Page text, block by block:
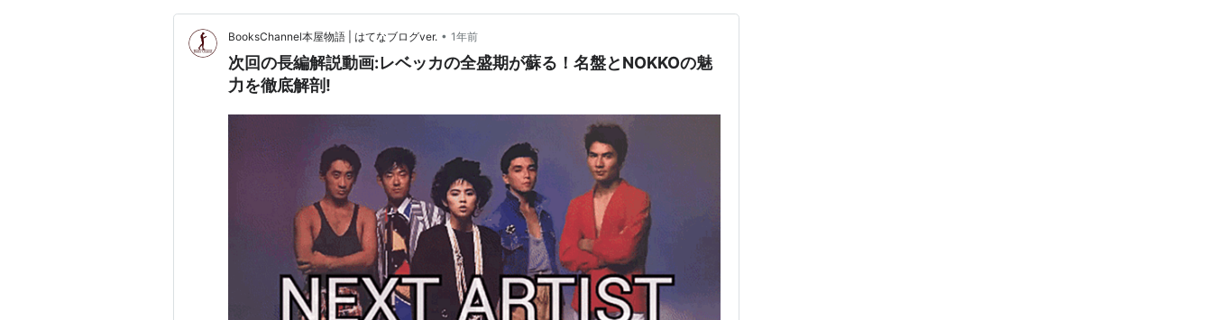
BooksChannel本屋物語 | はてなブログver. • 1年前
次回の長編解説動画:レベッカの全盛期が蘇る！名盤とNOKKOの魅
力を徹底解剖!